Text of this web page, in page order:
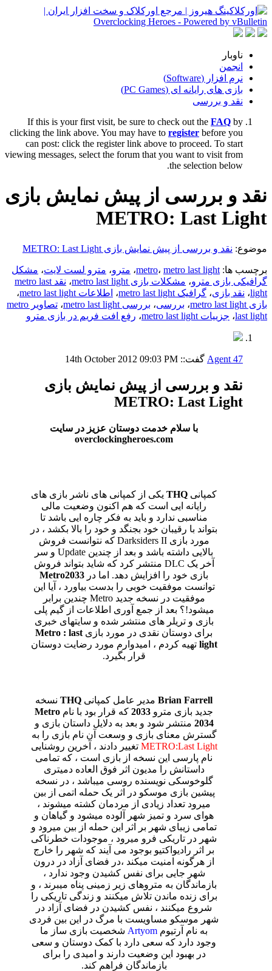
ناوبار
انجمن
نرم افزار (Software)
بازی های رایانه ای (PC Games)
نقد و بررسی
If this is your first visit, be sure to check out the FAQ by
clicking the link above. You may have to register before you
can post: click the register link above to proceed. To start
viewing messages, select the forum that you want to visit from
the selection below.
نقد و بررسی از پیش نمایش بازی
METRO: Last Light
موضوع: نقد و بررسی از پیش نمایش بازی METRO: Last Light
برچسب ها: metro، metro last light ، مترو، مترو لست لایت، مشکل
گرافیکی بازی مترو، مشکلات بازی metro last light ،
نقد metro last
light، نقد بازی، گرافیک metro last light ، اطلاعات metro last light
،
بازی metro last light
، بررسی، بررسی metro last light ،
تصاویر metro
last light، جزییات metro last light ، رفع افت فریم در بازی مترو
Agent 47 گفت:: 14th October 2012 09:03 PM
نقد و بررسی از پیش نمایش بازی
METRO: Last Light
با سلام خدمت دوستان عزیز در سایت
overclockingheroes.com
کمپانی THQ یکی از کمپانی های ناشر بازی های
رایانه ایی است که هم اکنون وضعیت مالی
مناسبی ندارد و باید به فکر چاره ایی باشد تا
بتواند با رقیبان خود بجنگد و خود را بالا بکشد ، در
مورد بازی Darksiders II که نتوانست فروش
بالایی داشته باشد و بعد از چندین Update و سر
آخر یک DLC منتشر کرد که شاید بتواند فروش
بازی خود را افزایش دهد. اما در Metro2033
توانست موفقیت خوبی را بدست بیاورد ، آیا این
موفقیت در نسخه جدید Metro چندین برابر
میشود!؟ بعد از جمع آوری اطلاعات از گیم پلی
بازی و تریلر های منتشر شده و سایتهای خبری
برای دوستان نقدی در مورد بازی Metro : last
light تهیه کردم ، امیدوارم مورد رضایت دوستان
قرار بگیرد.
Brian Farrell مدیر عامل کمپانی THQ نسخه
جدید بازی مترو 2033 که قرار بود با نام Metro
2034 منتشر شود و بعد به دلایل داستان بازی و
گسترش معنای بازی و وسعت آن نام بازی را به
METRO:Last Light تغییر دادند ، آخرین روشنایی
نام پارسی این نسخه از بازی است ، که تمامی
داستانش را مدیون اثر فوق العاده دمیتری
گلوخوسکی نویسنده روسی میباشد ، در نسخه
پیشین بازی موسکو در اثر یک حمله اتمی از بین
میرود تعداد زیادی از مردمان کشته میشوند ،
هوای سرد و تمیز شهر آلوده میشود و گیاهان و
تمامی زیبای شهر بر اثر این حمله از بین میرود و
شهر در تاریکی فرو میرود ، موجودات خطرناکی
بر اثر رادیواکتیو بوجود می آیند که شهر را خارج
از هرگونه امنیت میکند ،در فضای آزاد در درون
شهر جایی برای نفس کشیدن وجود ندارد ،
بازماندگان به متروهای زیر زمینی پناه میبرند ، و
برای زنده ماندن تلاش میکنند و زندگی تاریکی را
شروع میکنند ، نفس کشیدن در فضای آزاد در
شهر موسکو مساویست با مرگ در این بین فردی
به نام آرتیوم Artyom شخصیت بازی ساز ما
وجود دارد که سعی دارد با کمک دوستان و سعی
در بهبود این وضعیت دارند و امیدی را برای
بازماندگان فراهم کند.